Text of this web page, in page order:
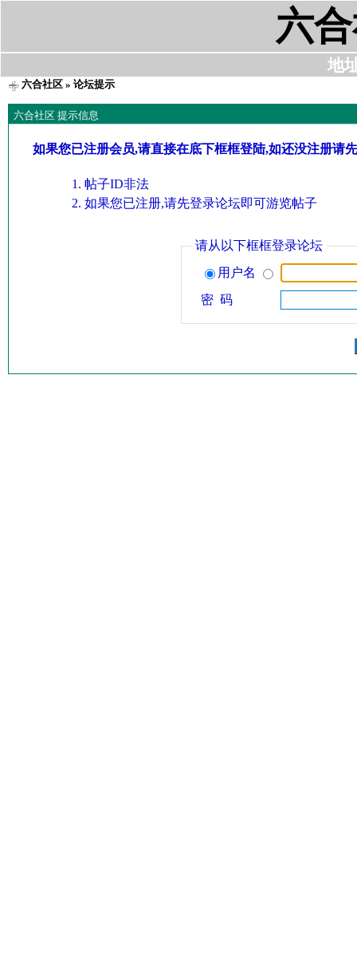
六
地
六合社区» 论坛提示
六合社区 提示信息
如果您已注册会员,请直接在底下框框登陆,如还没注册请
帖子ID非法
如果您已注册,请先登录论坛即可游览帖子
请从以下框框登录论坛
用户名
密 码